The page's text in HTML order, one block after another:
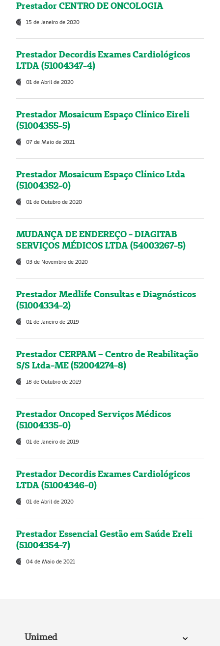
Prestador CENTRO DE ONCOLOGIA
15 de Janeiro de 2020
Prestador Decordis Exames Cardiológicos
LTDA (51004347-4)
01 de Abril de 2020
Prestador Mosaicum Espaço Clínico Eireli
(51004355-5)
07 de Maio de 2021
Prestador Mosaicum Espaço Clínico Ltda
(51004352-0)
01 de Outubro de 2020
MUDANÇA DE ENDEREÇO - DIAGITAB
SERVIÇOS MÉDICOS LTDA (54003267-5)
03 de Novembro de 2020
Prestador Medlife Consultas e Diagnósticos
(51004334-2)
01 de Janeiro de 2019
Prestador CERPAM – Centro de Reabilitação
S/S Ltda-ME (52004274-8)
18 de Outubro de 2019
Prestador Oncoped Serviços Médicos
(51004335-0)
01 de Janeiro de 2019
Prestador Decordis Exames Cardiológicos
LTDA (51004346-0)
01 de Abril de 2020
Prestador Essencial Gestão em Saúde Ereli
(51004354-7)
04 de Maio de 2021
Unimed